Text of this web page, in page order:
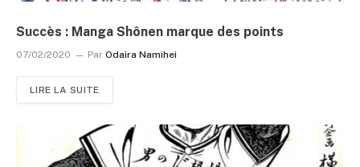
Succès : Manga Shônen marque des points
07/02/2020 Par Odaira Namihei
LIRE LA SUITE